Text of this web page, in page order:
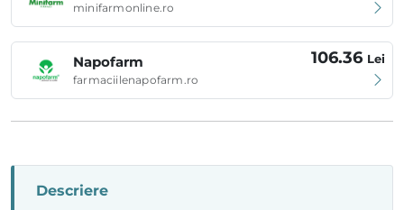
minifarmonline.ro
Napofarm
farmaciilenapofarm.ro
106.36 Lei
Descriere